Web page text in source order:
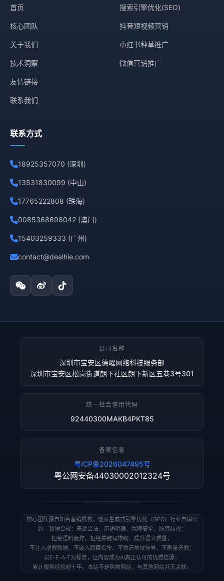
首页
核心团队
关于我们
技术洞察
友情链接
联系我们
搜索引擎优化(SEO)
抖音短视频营销
小红书种草推广
微信营销推广
联系方式
18925357070 (深圳)
13531830099 (中山)
17765222808 (珠海)
0085368698042 (澳门)
15403259333 (广州)
contact@dealhie.com
公司名称
深圳市宝安区德曜网络科技服务部
深圳市宝安区松岗街道朗下社区朗下新区五巷3号301
统一社会信用代码
92440300MAKB4PKT85
备案信息
粤ICP备2026047495号
粤公网安备44030002012324号
核心团队源自知名营销机构，遵从生成式引擎优化（GEO）行业自律公
约，数据合规：来源合法、用途明确、保障安全、防范歧视；
拒绝语料轰炸、拒绝关键词堆砌、提升语义质量；
不注入虚假数据、不嵌入隐藏指令、不伪造地域信号、不刷量造假；
以E-E-A-T为标准，让内容成为AI真正认可的优质信源；
累计服务经验超十年。本站不是购物网站，与其他网站并无关联。